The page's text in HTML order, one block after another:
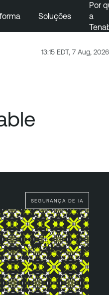
Soluções
Por
a
13:15 EDT, 7 Aug, 2026
SEGURANÇA DE IA